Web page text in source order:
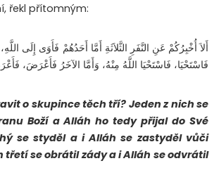
řekl přítomným:
أَلاَ أُخْبِرُكُمْ عَنِ النَّفَرِ الثَّلاَثَةِ أَمَّا أَحَدُهُمْ فَأَوَى إِلَى اللَّهِ،
فَاسْتَحْيَا، فَاسْتَحْيَا اللَّهُ مِنْهُ، وَأَمَّا الآخَرُ فَأَعْرَضَ،
o skupince těch tří? Jeden z nich se
Boží a Alláh ho tedy přijal do Své
se styděl a i Alláh se zastyděl vůči
třetí se obrátil zády a i Alláh se odvrátil